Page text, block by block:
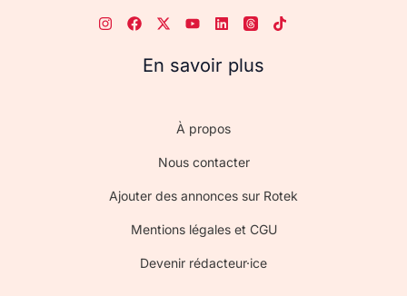
En savoir plus
À propos
Nous contacter
Ajouter des annonces sur Rotek
Mentions légales et CGU
Devenir rédacteur·ice